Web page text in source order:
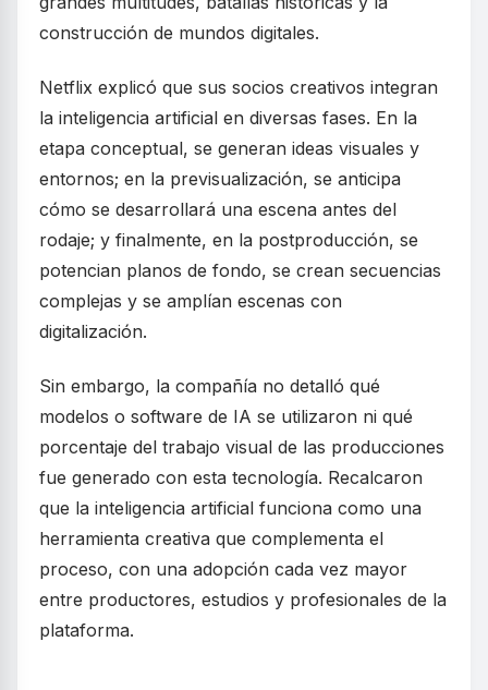
construcción de mundos digitales.
Netflix explicó que sus socios creativos integran
la inteligencia artificial en diversas fases. En la
etapa conceptual, se generan ideas visuales y
entornos; en la previsualización, se anticipa
cómo se desarrollará una escena antes del
rodaje; y finalmente, en la postproducción, se
potencian planos de fondo, se crean secuencias
complejas y se amplían escenas con
digitalización.
Sin embargo, la compañía no detalló qué
modelos o software de IA se utilizaron ni qué
porcentaje del trabajo visual de las producciones
fue generado con esta tecnología. Recalcaron
que la inteligencia artificial funciona como una
herramienta creativa que complementa el
proceso, con una adopción cada vez mayor
entre productores, estudios y profesionales de la
plataforma.